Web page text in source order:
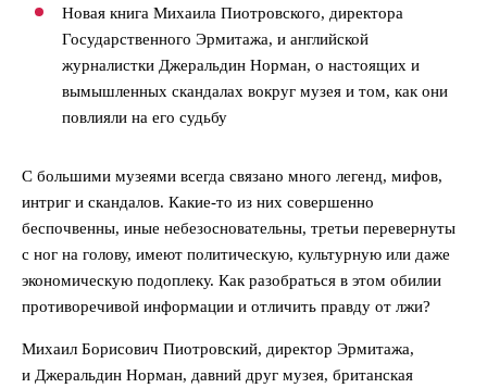
Новая книга Михаила Пиотровского, директора
Государственного Эрмитажа, и английской
журналистки Джеральдин Норман, о настоящих и
вымышленных скандалах вокруг музея и том, как они
повлияли на его судьбу
С большими музеями всегда связано много легенд, мифов,
интриг и скандалов. Какие-то из них совершенно
беспочвенны, иные небезосновательны, третьи перевернуты
с ног на голову, имеют политическую, культурную или даже
экономическую подоплеку. Как разобраться в этом обилии
противоречивой информации и отличить правду от лжи?
Михаил Борисович Пиотровский, директор Эрмитажа,
и Джеральдин Норман, давний друг музея, британская